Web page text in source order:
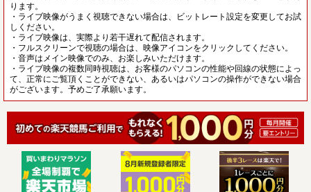
ります。
・ライブ映像がうまく視聴できない場合は、ビットレート設定を変更してお試
しください。
・ライブ映像は、実際より若干遅れて配信されます。
・フルスクリーンで視聴の場合は、映像アイコンをクリックしてください。
・音声はメイン映像でのみ、お楽しみいただけます。
・ライブ映像の複数同時視聴は、お客様のパソコンの性能や回線の状態によっ
て、正常にご覧頂くことができない、あるいはパソコンの操作ができない場合
がございます。予めご了承願います。